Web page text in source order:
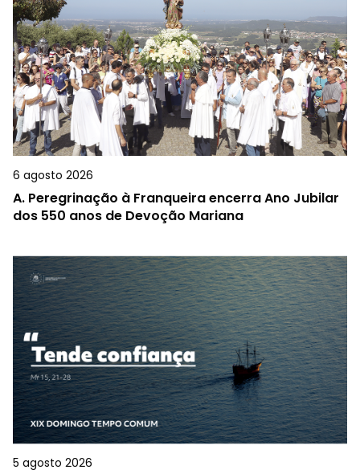
6 agosto 2026
A. Peregrinação à Franqueira encerra Ano Jubilar
dos 550 anos de Devoção Mariana
5 agosto 2026